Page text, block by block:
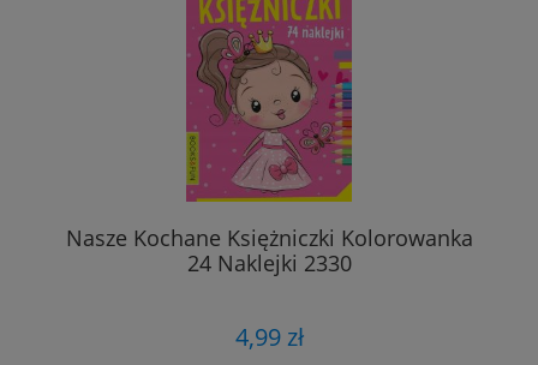
Nasze Kochane Księżniczki Kolorowanka
24 Naklejki 2330
4,99 zł